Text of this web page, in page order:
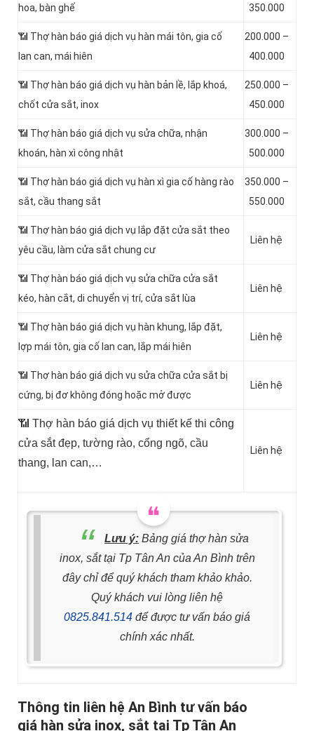
hoa, bàn ghế
350.000
📶 Thợ hàn báo giá dịch vụ hàn mái tôn, gia cố
lan can, mái hiên
200.000 –
400.000
📶 Thợ hàn báo giá dịch vụ hàn bản lề, lắp khoá,
chốt cửa sắt, inox
250.000 –
450.000
📶 Thợ hàn báo giá dịch vụ sửa chữa, nhận
khoán, hàn xì công nhật
300.000 –
500.000
📶 Thợ hàn báo giá dịch vụ hàn xì gia cố hàng rào
sắt, cầu thang sắt
350.000 –
550.000
📶 Thợ hàn báo giá dịch vụ lắp đặt cửa sắt theo
yêu cầu, làm cửa sắt chung cư
Liên hệ
📶 Thợ hàn báo giá dịch vụ sửa chữa cửa sắt
kéo, hàn cắt, di chuyển vị trí, cửa sắt lùa
Liên hệ
📶 Thợ hàn báo giá dịch vụ hàn khung, lắp đặt,
lợp mái tôn, gia cố lan can, lắp mái hiên
Liên hệ
📶 Thợ hàn báo giá dịch vụ sửa chữa cửa sắt bị
cứng, bị đơ không đóng hoặc mở được
Liên hệ
📶 Thợ hàn báo giá dịch vụ thiết kế thi công
cửa sắt đẹp, tường rào, cổng ngõ, cầu
thang, lan can,…
Liên hệ
Lưu ý: Bảng giá thợ hàn sửa
inox, sắt tại Tp Tân An của An Bình trên
đây chỉ để quý khách tham khảo khảo.
Quý khách vui lòng liên hệ
0825.841.514 để được tư vấn báo giá
chính xác nhất.
Thông tin liên hệ An Bình tư vấn báo
giá hàn sửa inox, sắt tại Tp Tân An